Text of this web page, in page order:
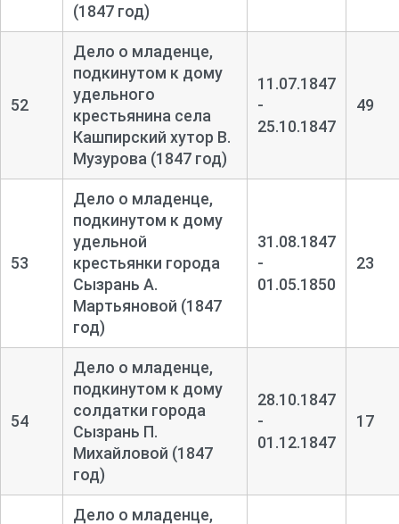
(1847 год)
52
Дело о младенце,
подкинутом к дому
удельного
крестьянина села
Кашпирский хутор В.
Музурова (1847 год)
11.07.1847
-
25.10.1847
49
53
Дело о младенце,
подкинутом к дому
удельной
крестьянки города
Сызрань А.
Мартьяновой (1847
год)
31.08.1847
-
01.05.1850
23
54
Дело о младенце,
подкинутом к дому
солдатки города
Сызрань П.
Михайловой (1847
год)
28.10.1847
-
01.12.1847
17
Дело о младенце,